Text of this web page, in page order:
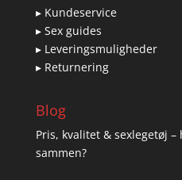
▸ Kundeservice
▸ Sex guides
▸ Leveringsmuligheder
▸ Returnering
Blog
Pris, kvalitet & sexlegetøj
sammen?